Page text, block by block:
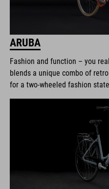
ARUBA
Fashion and function – you
blends a unique combo of
for a two-wheeled fashion